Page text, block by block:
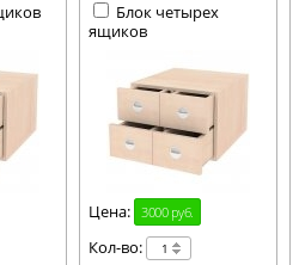
Блок четырех
ящиков
Цена: 3000 руб.
Кол-во: